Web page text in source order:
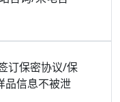
订保密协议/保
品信息不被泄